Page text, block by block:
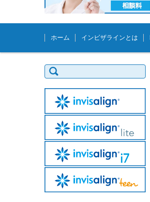
コンテンツに移動
ホーム
インビザラインとは
検
索: